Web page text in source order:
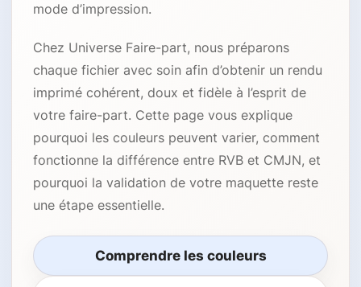
mode d’impression.
Chez Universe Faire-part, nous préparons
chaque fichier avec soin afin d’obtenir un rendu
imprimé cohérent, doux et fidèle à l’esprit de
votre faire-part. Cette page vous explique
pourquoi les couleurs peuvent varier, comment
fonctionne la différence entre RVB et CMJN, et
pourquoi la validation de votre maquette reste
une étape essentielle.
Comprendre les couleurs